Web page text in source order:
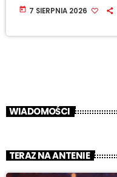
today 7 SIERPNIA 2026
WIADOMOŚCI
TERAZ NA ANTENIE